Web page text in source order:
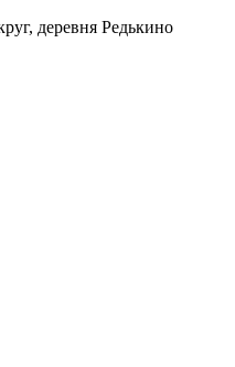
деревня Редькино